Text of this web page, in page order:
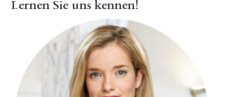
Lernen Sie uns kennen!